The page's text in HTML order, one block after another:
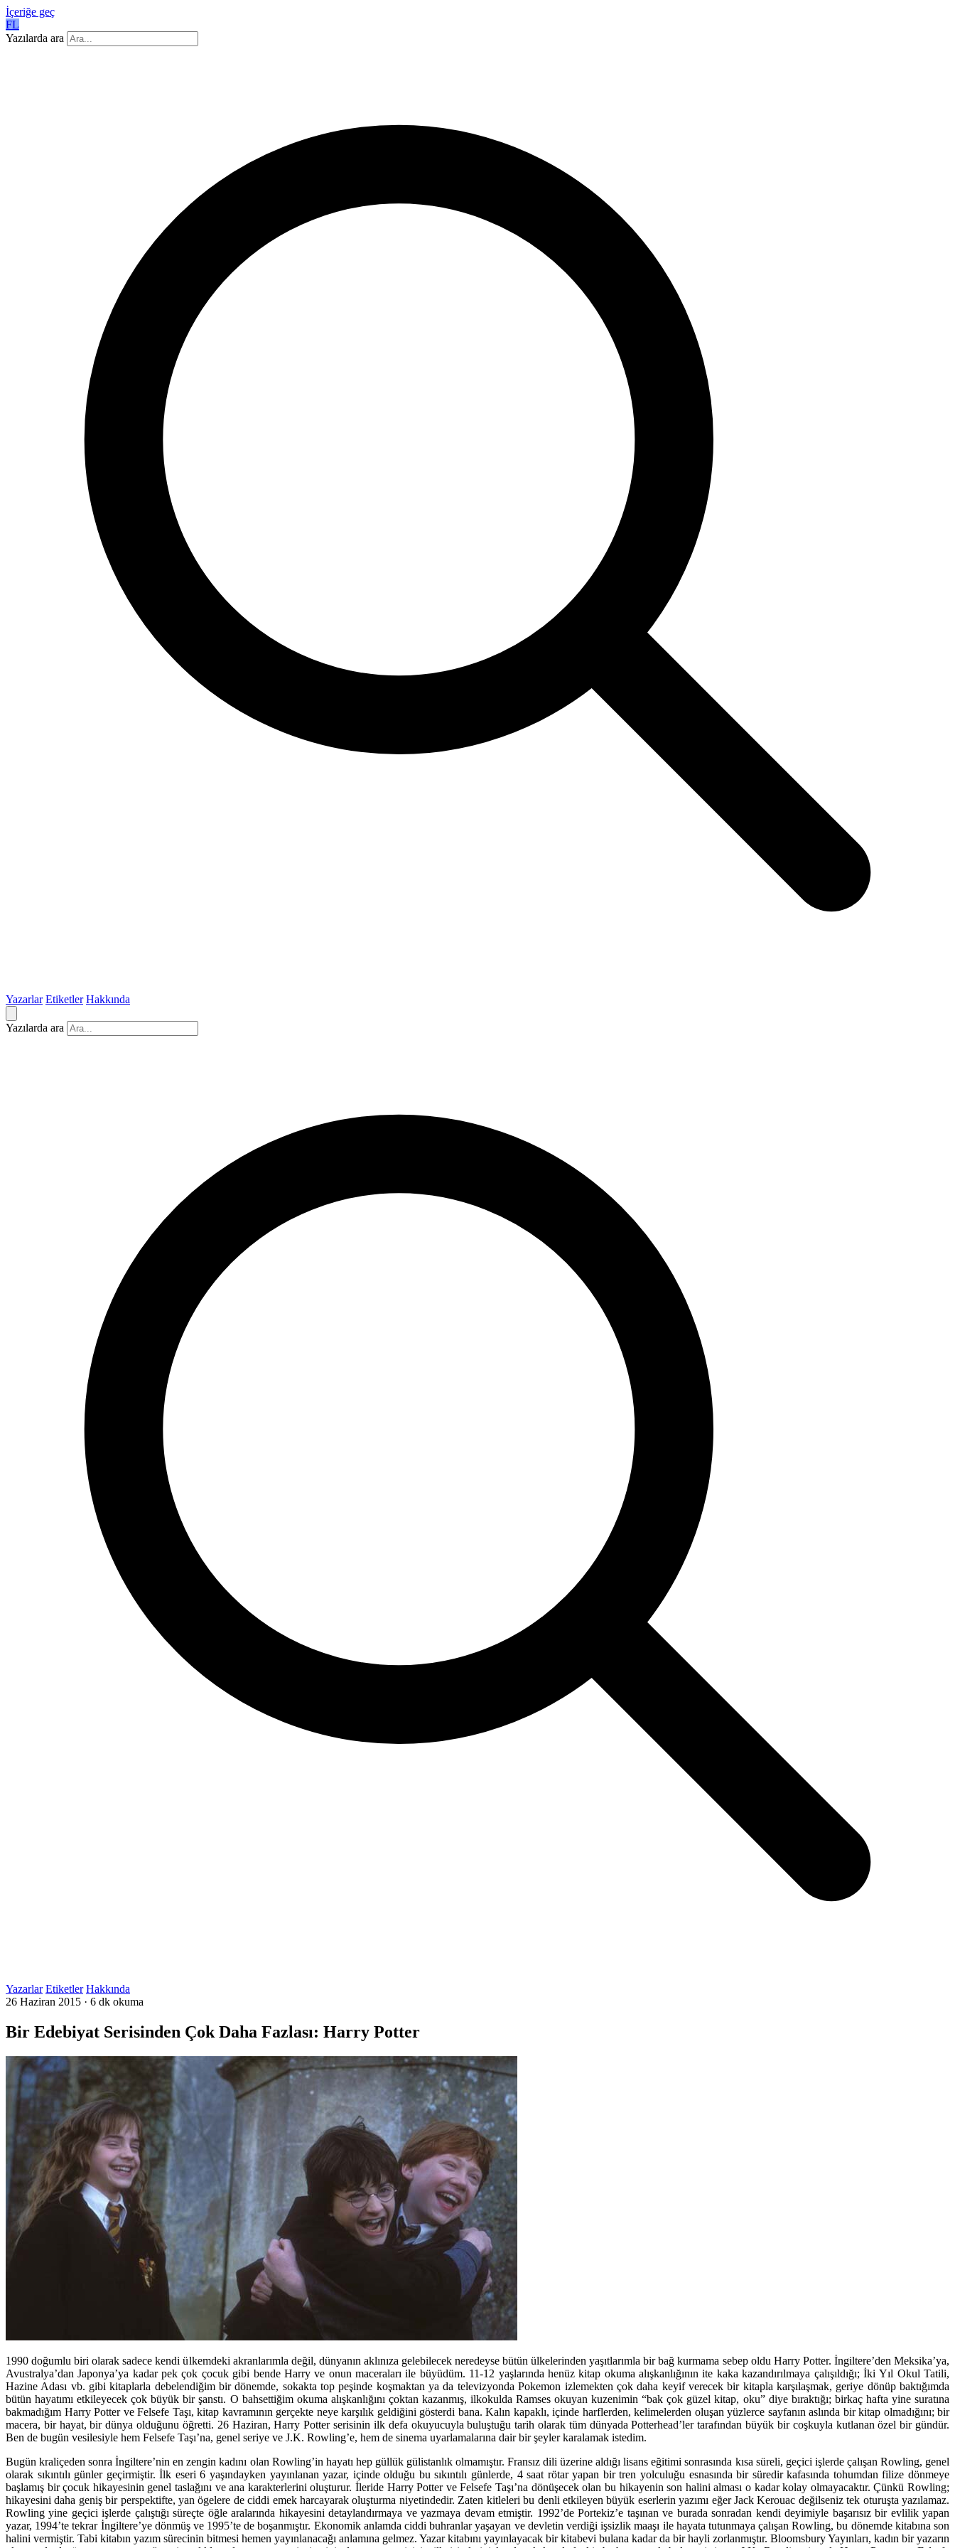
İçeriğe geç
FL
Yazılarda ara
Yazarlar Etiketler Hakkında
Yazılarda ara
Yazarlar Etiketler Hakkında
26 Haziran 2015 · 6 dk okuma
Bir Edebiyat Serisinden Çok Daha Fazlası: Harry Potter
1990 doğumlu biri olarak sadece kendi ülkemdeki akranlarımla değil, dünyanın aklınıza gelebilecek neredeyse bütün ülkelerinden yaşıtlarımla bir bağ kurmama sebep oldu Harry Potter. İngiltere’den Meksika’ya,
Avustralya’dan Japonya’ya kadar pek çok çocuk gibi bende Harry ve onun maceraları ile büyüdüm. 11-12 yaşlarında henüz kitap okuma alışkanlığının ite kaka kazandırılmaya çalışıldığı; İki Yıl Okul Tatili,
Hazine Adası vb. gibi kitaplarla debelendiğim bir dönemde, sokakta top peşinde koşmaktan ya da televizyonda Pokemon izlemekten çok daha keyif verecek bir kitapla karşılaşmak, geriye dönüp baktığımda
bütün hayatımı etkileyecek çok büyük bir şanstı. O bahsettiğim okuma alışkanlığını çoktan kazanmış, ilkokulda Ramses okuyan kuzenimin “bak çok güzel kitap, oku” diye bıraktığı; birkaç hafta yine suratına
bakmadığım Harry Potter ve Felsefe Taşı, kitap kavramının gerçekte neye karşılık geldiğini gösterdi bana. Kalın kapaklı, içinde harflerden, kelimelerden oluşan yüzlerce sayfanın aslında bir kitap olmadığını; bir
macera, bir hayat, bir dünya olduğunu öğretti. 26 Haziran, Harry Potter serisinin ilk defa okuyucuyla buluştuğu tarih olarak tüm dünyada Potterhead’ler tarafından büyük bir coşkuyla kutlanan özel bir gündür.
Ben de bugün vesilesiyle hem Felsefe Taşı’na, genel seriye ve J.K. Rowling’e, hem de sinema uyarlamalarına dair bir şeyler karalamak istedim.
Bugün kraliçeden sonra İngiltere’nin en zengin kadını olan Rowling’in hayatı hep güllük gülistanlık olmamıştır. Fransız dili üzerine aldığı lisans eğitimi sonrasında kısa süreli, geçici işlerde çalışan Rowling, genel
olarak sıkıntılı günler geçirmiştir. İlk eseri 6 yaşındayken yayınlanan yazar, içinde olduğu bu sıkıntılı günlerde, 4 saat rötar yapan bir tren yolculuğu esnasında bir süredir kafasında tohumdan filize dönmeye
başlamış bir çocuk hikayesinin genel taslağını ve ana karakterlerini oluşturur. İleride Harry Potter ve Felsefe Taşı’na dönüşecek olan bu hikayenin son halini alması o kadar kolay olmayacaktır. Çünkü Rowling;
hikayesini daha geniş bir perspektifte, yan ögelere de ciddi emek harcayarak oluşturma niyetindedir. Zaten kitleleri bu denli etkileyen büyük eserlerin yazımı eğer Jack Kerouac değilseniz tek oturuşta yazılamaz.
Rowling yine geçici işlerde çalıştığı süreçte öğle aralarında hikayesini detaylandırmaya ve yazmaya devam etmiştir. 1992’de Portekiz’e taşınan ve burada sonradan kendi deyimiyle başarısız bir evlilik yapan
yazar, 1994’te tekrar İngiltere’ye dönmüş ve 1995’te de boşanmıştır. Ekonomik anlamda ciddi buhranlar yaşayan ve devletin verdiği işsizlik maaşı ile hayata tutunmaya çalışan Rowling, bu dönemde kitabına son
halini vermiştir. Tabi kitabın yazım sürecinin bitmesi hemen yayınlanacağı anlamına gelmez. Yazar kitabını yayınlayacak bir kitabevi bulana kadar da bir hayli zorlanmıştır. Bloomsbury Yayınları, kadın bir yazarın